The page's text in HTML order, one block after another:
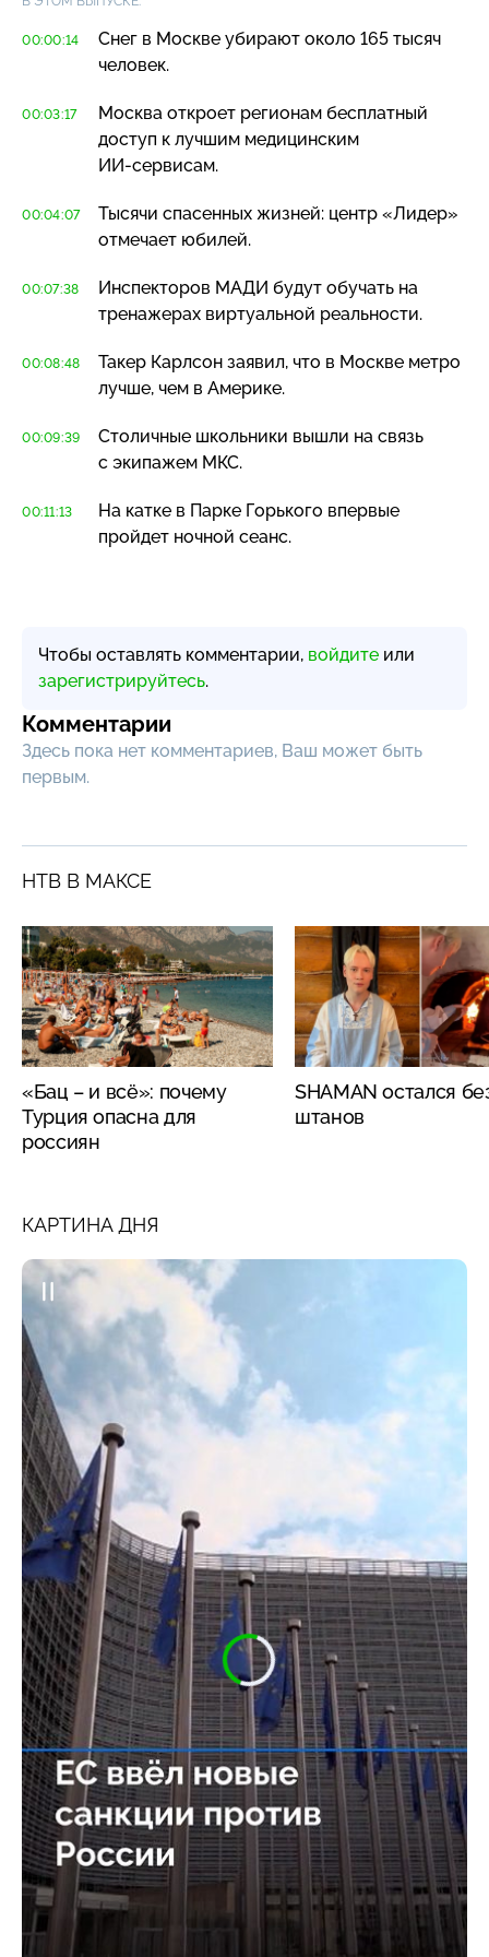
00:00:14
Снег в Москве убирают около 165 тысяч
человек.
00:03:17
Москва откроет регионам бесплатный
доступ к лучшим медицинским
ИИ-сервисам.
00:04:07
Тысячи спасенных жизней: центр «Лидер»
отмечает юбилей.
00:07:38
Инспекторов МАДИ будут обучать на
тренажерах виртуальной реальности.
00:08:48
Такер Карлсон заявил, что в Москве метро
лучше, чем в Америке.
00:09:39
Столичные школьники вышли на связь
с экипажем МКС.
00:11:13
На катке в Парке Горького впервые
пройдет ночной сеанс.
Чтобы оставлять комментарии, войдите или
зарегистрируйтесь.
Комментарии
Здесь пока нет комментариев, Ваш может быть
первым.
НТВ В МАКСЕ
«Бац – и всё»: почему
Турция опасна для
россиян
SHAMAN остался
штанов
КАРТИНА ДНЯ